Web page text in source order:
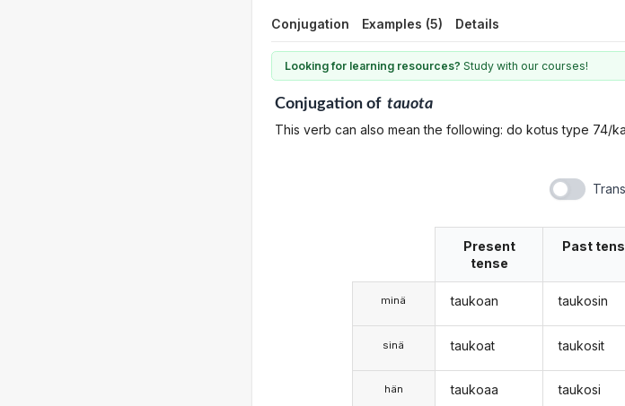
Conjugation Examples (5) Details
Looking for learning resources? Study with our courses!
Conjugationof tauota
This verb can also mean the following: do kotus type 74/
minä
sinä
hän
Present
tense
taukoan
taukoat
taukoaa
Past
taukosin
taukosit
taukosi